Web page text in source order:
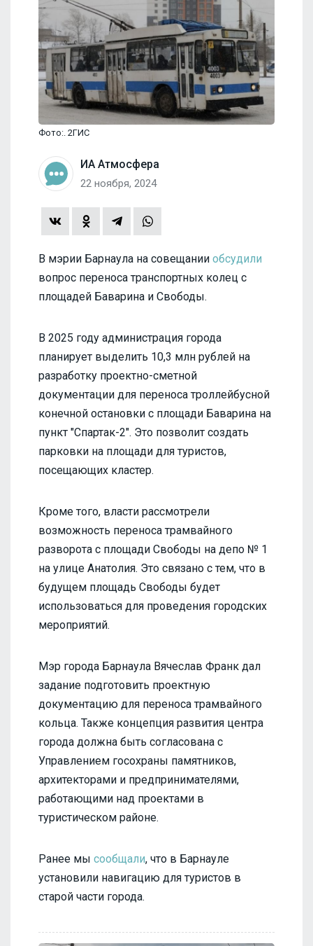
Фото:. 2ГИС
ИА Атмосфера
22 ноября, 2024
В мэрии Барнаула на совещании обсудили
вопрос переноса транспортных колец с
площадей Баварина и Свободы.
В 2025 году администрация города
планирует выделить 10,3 млн рублей на
разработку проектно-сметной
документации для переноса троллейбусной
конечной остановки с площади Баварина на
пункт "Спартак-2". Это позволит создать
парковки на площади для туристов,
посещающих кластер.
Кроме того, власти рассмотрели
возможность переноса трамвайного
разворота с площади Свободы на депо № 1
на улице Анатолия. Это связано с тем, что в
будущем площадь Свободы будет
использоваться для проведения городских
мероприятий.
Мэр города Барнаула Вячеслав Франк дал
задание подготовить проектную
документацию для переноса трамвайного
кольца. Также концепция развития центра
города должна быть согласована с
Управлением госохраны памятников,
архитекторами и предпринимателями,
работающими над проектами в
туристическом районе.
Ранее мы сообщали, что в Барнауле
установили навигацию для туристов в
старой части города.